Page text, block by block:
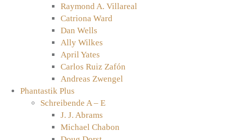
Raymond A. Villareal
Catriona Ward
Dan Wells
Ally Wilkes
April Yates
Carlos Ruiz Zafón
Andreas Zwengel
Phantastik Plus
Schreibende A – E
J. J. Abrams
Michael Chabon